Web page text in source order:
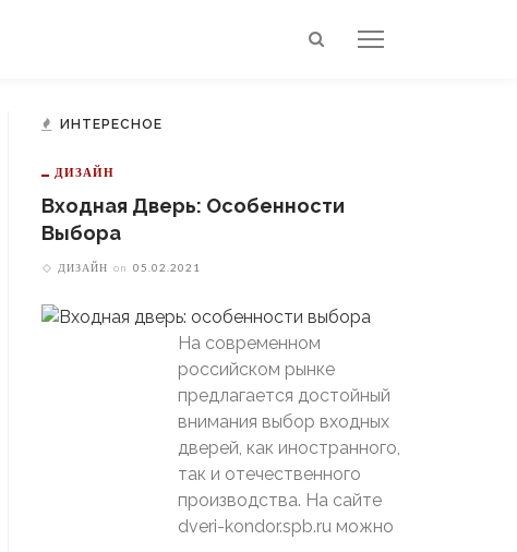
ИНТЕРЕСНОЕ
ДИЗАЙН
Входная Дверь: Особенности
Выбора
ДИЗАЙН on 05.02.2021
На современном
российском рынке
предлагается достойный
внимания выбор входных
дверей, как иностранного,
так и отечественного
производства. На сайте
dveri-kondor.spb.ru можно